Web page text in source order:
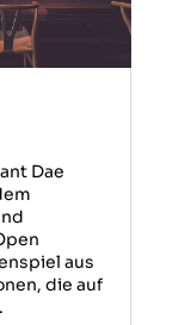
Dae
aus
die auf